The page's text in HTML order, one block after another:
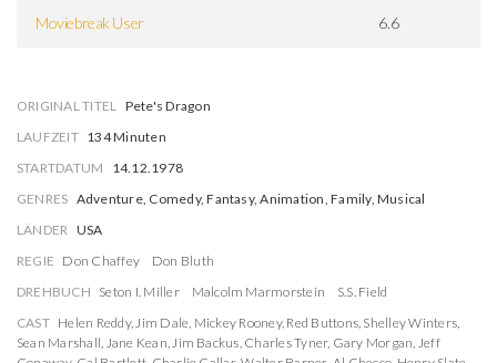
Moviebreak User 6.6
ORIGINAL TITEL Pete's Dragon
LAUFZEIT 134 Minuten
STARTDATUM
14.12.1978
GENRES Adventure, Comedy, Fantasy, Animation, Family, Musical
LÄNDER USA
REGIE Don Chaffey
Don Bluth
DREHBUCH Seton I. Miller Malcolm Marmorstein
S.S. Field
CAST Helen Reddy,Jim Dale, Mickey Rooney, Red Buttons, Shelley Winters,
Sean Marshall, Jane Kean,Jim Backus, Charles Tyner, Gary Morgan, Jeff